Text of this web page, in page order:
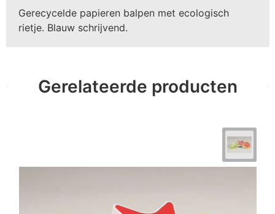
Gerecycelde papieren balpen met ecologisch
rietje. Blauw schrijvend.
Gerelateerde producten